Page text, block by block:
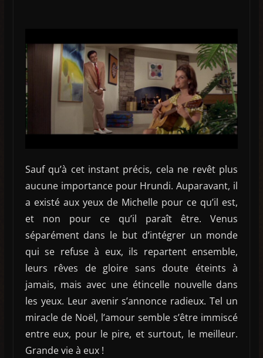
Sauf qu’à cet instant précis, cela ne revêt plus
aucune importance pour Hrundi. Auparavant, il
a existé aux yeux de Michelle pour ce qu’il est,
et non pour ce qu’il paraît être. Venus
séparément dans le but d’intégrer un monde
qui se refuse à eux, ils repartent ensemble,
leurs rêves de gloire sans doute éteints à
jamais, mais avec une étincelle nouvelle dans
les yeux. Leur avenir s’annonce radieux. Tel un
miracle de Noël, l’amour semble s’être immiscé
entre eux, pour le pire, et surtout, le meilleur.
Grande vie à eux !